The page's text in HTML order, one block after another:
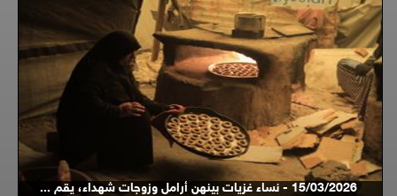
15/03/2026 - نساء غزيات بينهن أرامل وزوجات شهداء، يقم ...